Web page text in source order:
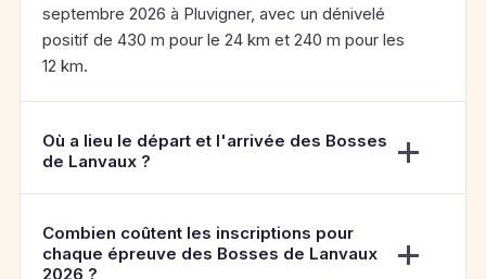
septembre 2026 à Pluvigner, avec un dénivelé
positif de 430 m pour le 24 km et 240 m pour les
12 km.
Où a lieu le départ et l'arrivée des Bosses
de Lanvaux ?
Combien coûtent les inscriptions pour
chaque épreuve des Bosses de Lanvaux
2026 ?